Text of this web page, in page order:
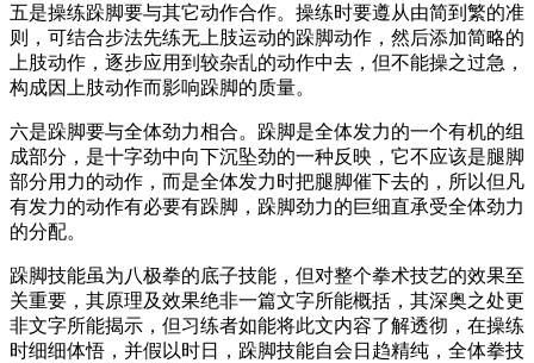
五是操练跺脚要与其它动作合作。操练时要遵从由简到繁的准
则，可结合步法先练无上肢运动的跺脚动作，然后添加简略的
上肢动作，逐步应用到较杂乱的动作中去，但不能操之过急，
构成因上肢动作而影响跺脚的质量。
六是跺脚要与全体劲力相合。跺脚是全体发力的一个有机的组
成部分，是十字劲中向下沉坠劲的一种反映，它不应该是腿脚
部分用力的动作，而是全体发力时把腿脚催下去的，所以但凡
有发力的动作有必要有跺脚，跺脚劲力的巨细直承受全体劲力
的分配。
跺脚技能虽为八极拳的底子技能，但对整个拳术技艺的效果至
关重要，其原理及效果绝非一篇文字所能概括，其深奥之处更
非文字所能揭示，但习练者如能将此文内容了解透彻，在操练
时细细体悟，并假以时日，跺脚技能自会日趋精纯，全体拳技